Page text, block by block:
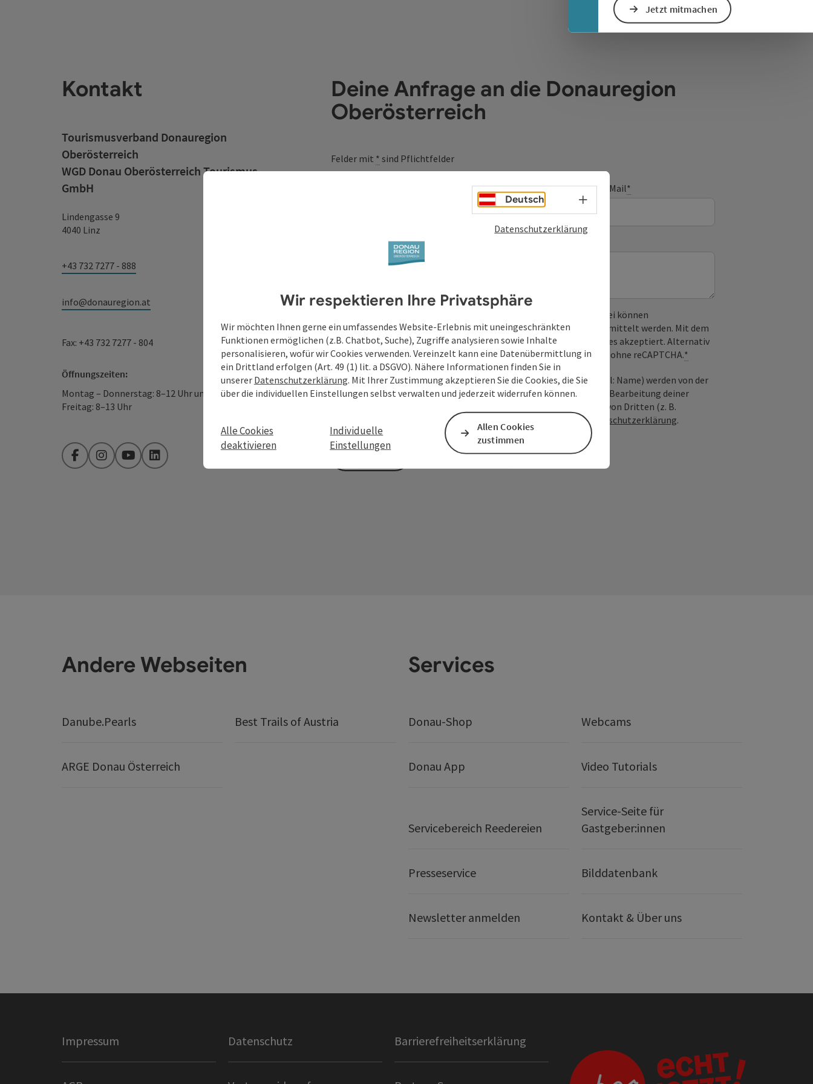
Jetzt mitmachen
Kontakt
Tourismusverband Donauregion
Oberösterreich
WGD Donau Oberösterreich Tourismus
GmbH
Lindengasse 9
4040 Linz
+43 732 7277 - 888
info@donauregion.at
Fax: +43 732 7277 - 804
Öffnungszeiten:
Montag – Donnerstag: 8–12 Uhr und 13–16 Uhr
Freitag: 8–13 Uhr
FacebookInstagramYouTubeLinkedIn
Deine Anfrage an die Donauregion
Oberösterreich
Felder mit * sind Pflichtfelder
Nachname E-Mail*
Unverbindliche Anfrage
Zum Schutz vor Spam wird Google reCAPTCHA verwendet. Dabei können
personenbezogene Daten (z. B. die IP-Adresse) an Google übermittelt werden. Mit dem
Absenden des Formulars werden die dafür erforderlichen Cookies akzeptiert. Alternativ
ist eine Kontaktaufnahme jederzeit per E-Mail möglich – ganz ohne reCAPTCHA.*
Deine bekannt gegebenen Daten (E-Mail-Adresse, Anfrage; optional: Name) werden von der
WGD Donau Oberösterreich Tourismus GmbH ausschließlich für die Bearbeitung deiner
Anfrage verwendet und nur dann weitergegeben, wenn die Anfrage von Dritten (z. B.
touristische Leistungsträger) zu beantworten ist. Siehe auchDatenschutzerklärung.
Andere Webseiten
Danube.Pearls Best Trails of Austria
ARGE Donau Österreich
Services
Donau-Shop Webcams
Donau App Video Tutorials
Servicebereich Reedereien
Service-Seite für
Gastgeber:innen
Presseservice Bilddatenbank
Newsletter anmelden Kontakt & Über uns
Impressum Datenschutz Barrierefreiheitserklärung
Deutsch Sprachwahl - Menü öffnen
Datenschutzerklärung
Wir respektieren Ihre Privatsphäre
Wir möchten Ihnen gerne ein umfassendes Website-Erlebnis mit uneingeschränkten
Funktionen ermöglichen (z.B. Chatbot, Suche), Zugriffe analysieren sowie Inhalte
personalisieren, wofür wir Cookies verwenden. Vereinzelt kann eine Datenübermittlung in
ein Drittland erfolgen (Art. 49 (1) lit. a DSGVO). Nähere Informationen finden Sie in
unserer Datenschutzerklärung. Mit Ihrer Zustimmung akzeptieren Sie die Cookies, die Sie
über die individuellen Einstellungen selbst verwalten und jederzeit widerrufen können.
Alle Cookies
deaktivieren
Individuelle
Einstellungen
Allen Cookies
zustimmen